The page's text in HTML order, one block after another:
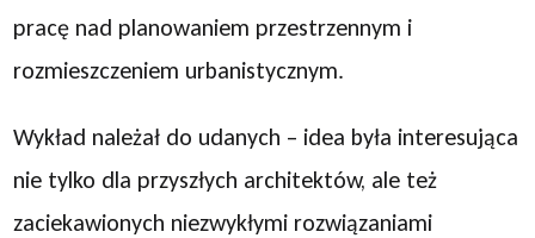
pracę nad planowaniem przestrzennym i
rozmieszczeniem urbanistycznym.
Wykład należał do udanych – idea była interesująca
nie tylko dla przyszłych architektów, ale też
zaciekawionych niezwykłymi rozwiązaniami